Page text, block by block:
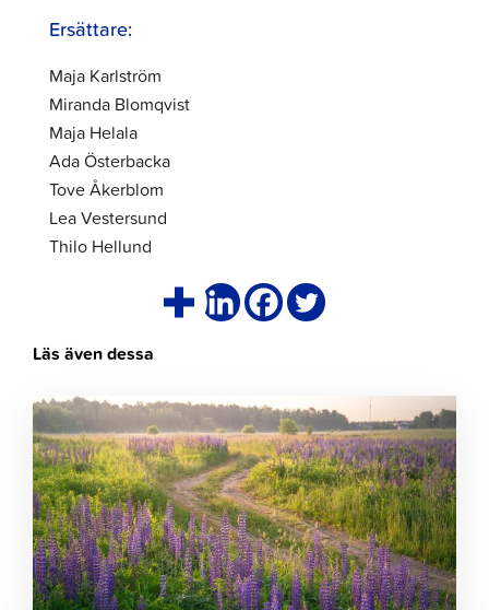
Ersättare:
Maja Karlström
Miranda Blomqvist
Maja Helala
Ada Österbacka
Tove Åkerblom
Lea Vestersund
Thilo Hellund
Läs även dessa
Klicka
för
att
läsa
artikeln